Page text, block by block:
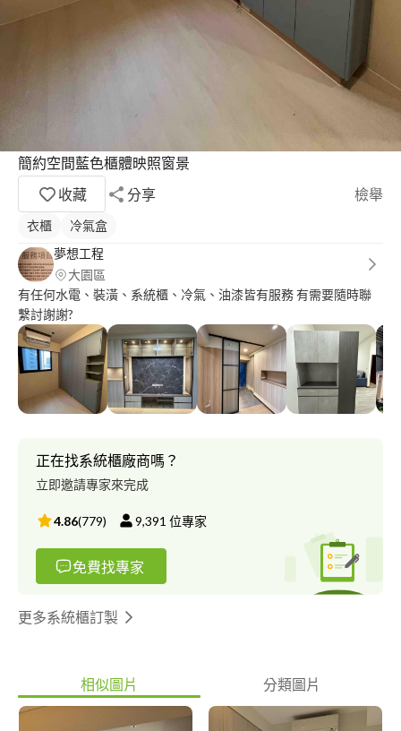
簡約空間藍色櫃體映照窗景
收藏
分享 檢舉
衣櫃
冷氣盒
夢想工程
大園區
有任何水電、裝潢、系統櫃、冷氣、油漆皆有服務 有需要隨時聯
繫討謝謝?
正在找系統櫃廠商嗎？
立即邀請專家來完成
4.86(779) 9,391 位專家
免費找專家
更多系統櫃訂製
相似圖片 分類圖片